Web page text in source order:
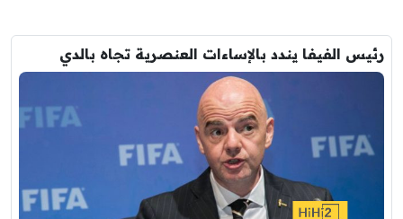
رئيس الفيفا يندد بالإساءات العنصرية تجاه بالدي